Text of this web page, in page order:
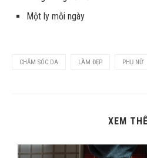
Một ly mỗi ngày
CHĂM SÓC DA LÀM ĐẸP PHỤ NỮ
XEM